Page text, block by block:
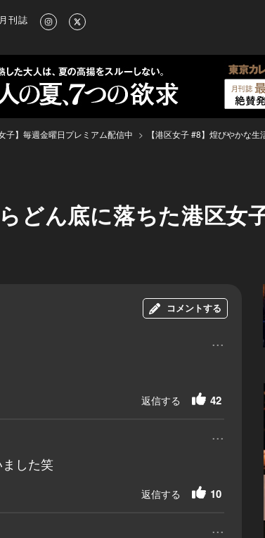
たライフスタイル情報
月刊誌
子】毎週金曜日プレミアム配信中
【港区女子 #8】煌びやかな
どん底に落ちた港区女
コメントする
...
42
返信する
...
した笑
10
返信する
...